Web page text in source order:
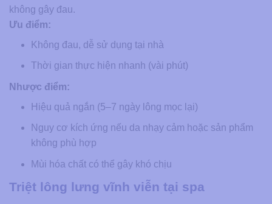
không gây đau.
Ưu điểm:
Không đau, dễ sử dụng tại nhà
Thời gian thực hiện nhanh (vài phút)
Nhược điểm:
Hiệu quả ngắn (5–7 ngày lông mọc lại)
Nguy cơ kích ứng nếu da nhạy cảm hoặc sản phẩm
không phù hợp
Mùi hóa chất có thể gây khó chịu
Triệt lông lưng vĩnh viễn tại spa